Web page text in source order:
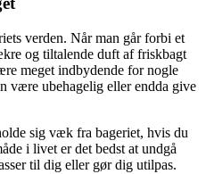
verden. Når man går forbi et
og tiltalende duft af friskbagt
meget indbydende for nogle
være ubehagelig eller endda give
sig væk fra bageriet, hvis du
i livet er det bedst at undgå
til dig eller gør dig utilpas.